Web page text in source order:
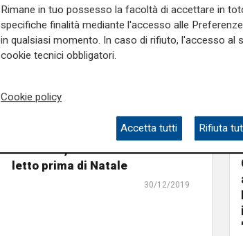
Influenza, 247mila italiani a
letto prima di Natale
30/12/2019
Rimane in tuo possesso la facoltà di accettare in
specifiche finalità mediante l'accesso alle
in qualsiasi momento. In caso di rifiuto, l'accesso al
cookie tecnici obbligatori.
Cookie policy
Accetta tutti Rifiuta